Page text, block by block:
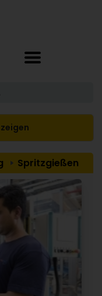
Spritzgießen